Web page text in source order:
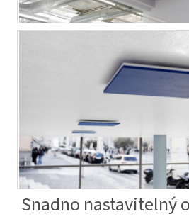
Snadno nastavitelný